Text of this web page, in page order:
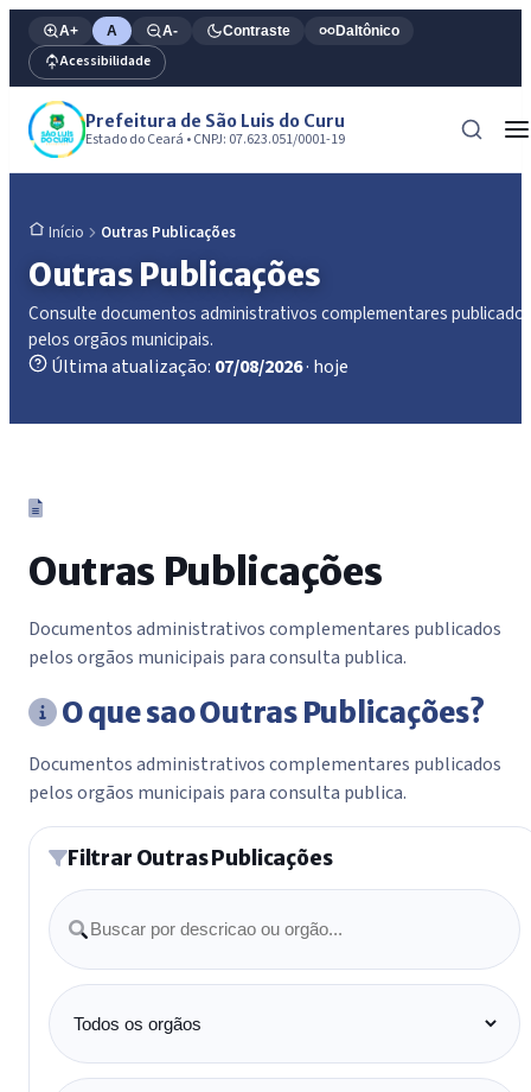
A+ A A- Contraste Daltônico
Acessibilidade
Prefeitura de São Luis do Curu
Estado do Ceará • CNPJ: 07.623.051/0001-19
Início Outras Publicações
Outras Publicações
Consulte documentos administrativos complementares
pelos orgãos municipais.
Última atualização: 07/08/2026· hoje
Outras Publicações
Documentos administrativos complementares publicados
pelos orgãos municipais para consulta publica.
O que sao Outras Publicações?
Documentos administrativos complementares publicados
pelos orgãos municipais para consulta publica.
Filtrar Outras Publicações
Buscar
Orgão